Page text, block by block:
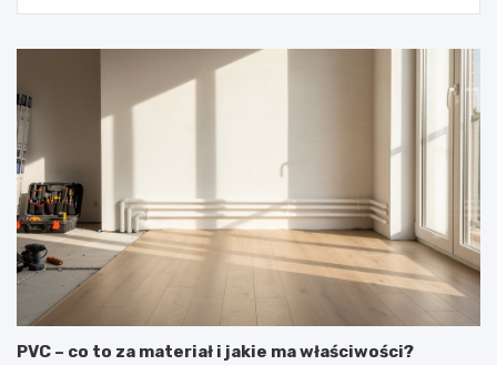
PVC – co to za materiał i jakie ma właściwości?